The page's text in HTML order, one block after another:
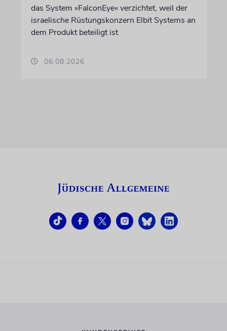
das System »FalconEye« verzichtet, weil der
israelische Rüstungskonzern Elbit Systems an
dem Produkt beteiligt ist
06.08.2026